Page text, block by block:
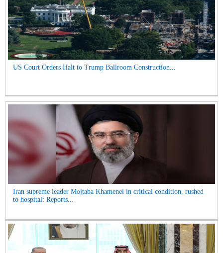
US Court Orders Halt to Trump Ballroom Construction...
Iran supreme leader Mojtaba Khamenei in critical condition, rushed
to hospital: Reports...